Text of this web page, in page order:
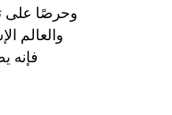
وحرصًا على
والعالم
فإنه